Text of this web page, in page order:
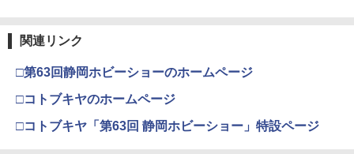
関連リンク
□第63回静岡ホビーショーのホームページ
□コトブキヤのホームページ
□コトブキヤ「第63回 静岡ホビーショー」特設ページ